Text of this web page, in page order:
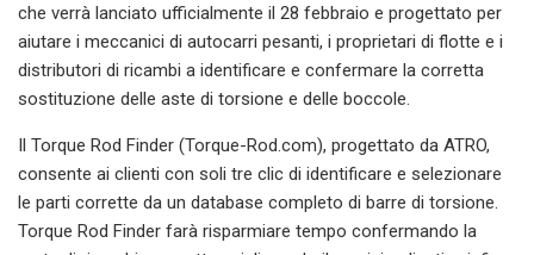
che verrà lanciato ufficialmente il 28 febbraio e progettato per
aiutare i meccanici di autocarri pesanti, i proprietari di flotte e i
distributori di ricambi a identificare e confermare la corretta
sostituzione delle aste di torsione e delle boccole.
Il Torque Rod Finder (Torque-Rod.com), progettato da ATRO,
consente ai clienti con soli tre clic di identificare e selezionare
le parti corrette da un database completo di barre di torsione.
Torque Rod Finder farà risparmiare tempo confermando la